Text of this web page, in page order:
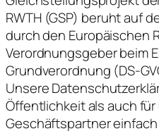
RWTH (GSP) beruht auf
durch den Europäischen
Verordnungsgeber beim
Grundverordnung (DS-
Unsere
Öffentlichkeit als auch
Geschäftspartner